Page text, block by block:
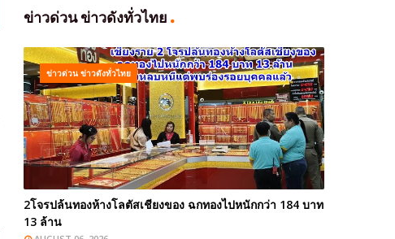
ข่าวด่วน ข่าวดังทั่วไทย
ข่าวด่วน ข่าวดังทั่วไทย
2โจรปล้นทองห้างโลตัสเชียงของ ฉกทองไปหนักกว่า 184 บาท
13 ล้าน